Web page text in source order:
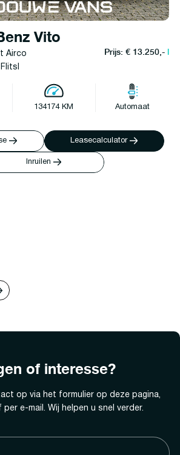
Vito
Airco
Prijs: € 13.250,-l
134174 KM Automaat
Leasecalculator
Inruilen
of interesse?
op via het formulier op deze pagina,
e-mail. Wij helpen u snel verder.